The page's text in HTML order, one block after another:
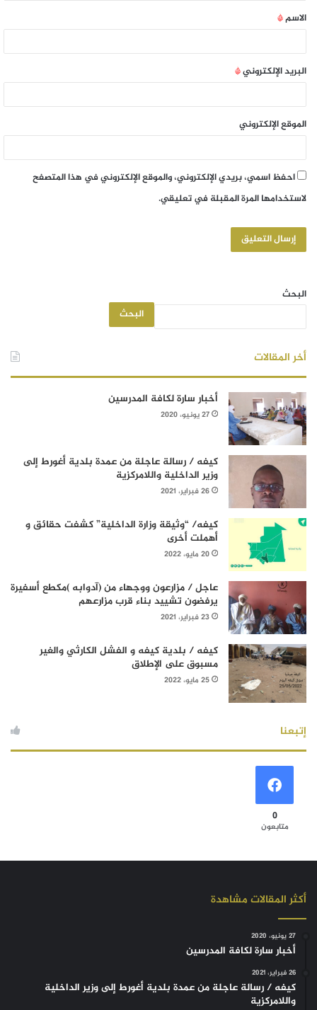
الاسم*
البريد الإلكتروني*
الموقع الإلكتروني
احفظ اسمي، بريدي الإلكتروني، والموقع الإلكتروني في هذا المتصفح
لاستخدامها المرة المقبلة في تعليقي.
البحث
البحث
أخر المقالات
أخبار سارة لكافة المدرسين
27 يونيو، 2020
كيفه / رسالة عاجلة من عمدة بلدية أغورط إلى
وزير الداخلية واللامركزية
26 فبراير، 2021
كيفه/ “وثيقة وزارة الداخلية” كشفت حقائق و
أهملت أخرى
20 مايو، 2022
عاجل / مزارعون ووجهاء من (آدوابه )مكطع أسفيرة
يرفضون تشييد بناء قرب مزارعهم
23 فبراير، 2021
كيفه / بلدية كيفه و الفشل الكارثي والغير
مسبوق على الإطلاق
25 مايو، 2022
إتبعنا
0
متابعون
أكثر المقالات مشاهدة
27 يونيو، 2020
أخبار سارة لكافة المدرسين
26 فبراير، 2021
كيفه / رسالة عاجلة من عمدة بلدية أغورط إلى وزير الداخلية
واللامركزية